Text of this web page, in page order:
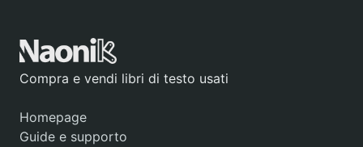
Compra e vendi libri di testo usati
Homepage
Guide e supporto